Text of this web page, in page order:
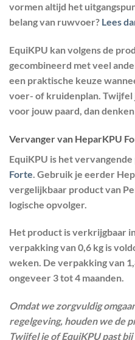
vormen altijd het
belang van ruwvoer? Lees
EquiKPU kan volgens de
gecombineerd met veel
een praktische keuze
voer- of kruidenplan. Twijfel
voor jouw paard, dan
Vervanger van HeparKPU
EquiKPU is het
Forte . Gebruik je eerder
vergelijkbaar product van
logische opvolger.
Het product is verkrijgbaar
verpakking van 0,6 kg is
weken. De verpakking van
ongeveer 3 tot 4 maanden.
Omdat we zorgvuldig
regelgeving, houden we de
Twijfel je of EquiKPU past